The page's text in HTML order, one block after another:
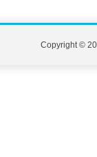
Copyright ©